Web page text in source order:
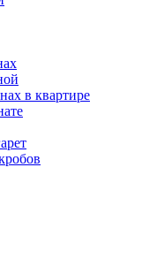
в квартире